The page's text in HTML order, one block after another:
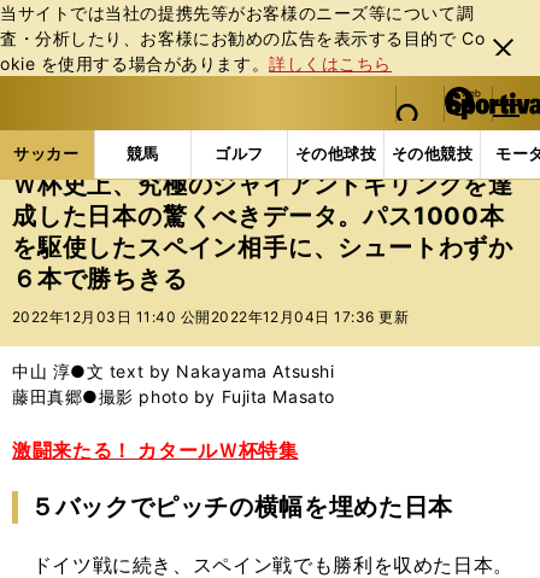
当サイトでは当社の提携先等がお客様のニーズ等について調
査・分析したり、お客様にお勧めの広告を表⽰する⽬的で Co
okie を使⽤する場合があります。詳しくはこちら
閉じ
る
web Sportiva (webスポルティーバ)
検索
マイペ
ー
ジ
メニュ
サッカー 競馬 ゴルフ その他球技 その他競技 モー
ス
ポ
ル
テ
ィ
ー
バ
サッカーの記事一覧 サッカー代表 日本代表 Ｗ
Ｗ杯史上、究極のジャイアントキリングを達
成した日本の驚くべきデータ。パス1000本
を駆使したスペイン相手に、シュートわずか
６本で勝ちきる
2022年12月03日 11:40 公開 2022年12月04日 17:36 更新
中山 淳●文 text by Nakayama Atsushi
藤田真郷●撮影 photo by Fujita Masato
激闘来たる！ カタールＷ杯特集
５バックでピッチの横幅を埋めた日本
ドイツ戦に続き、スペイン戦でも勝利を収めた日本。